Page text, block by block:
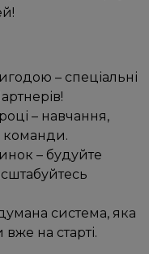
– спеціальні
– навчання,
команди.
– будуйте
система, яка
на старті.